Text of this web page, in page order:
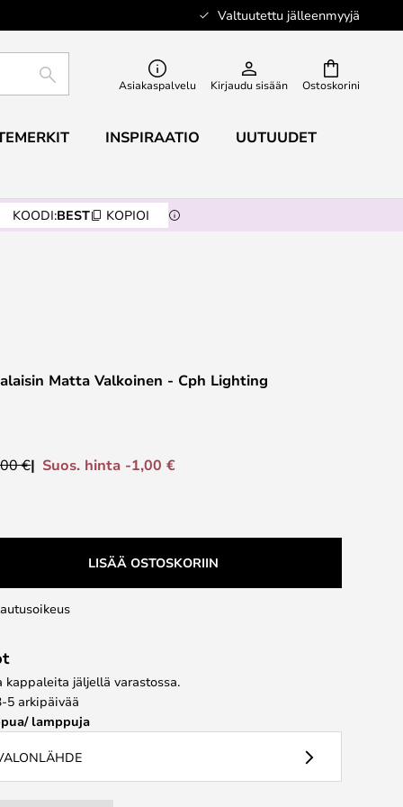
Valtuutettu jälleenmyyjä
Ostoskorini
ETSI Asiakaspalvelu Kirjaudu sisään
INSPIRAATIO UUTUUDET
KOODI:BEST KOPIOI
Matta Valkoinen - Cph Lighting
€ Suos. hinta -1,00 €
LISÄÄ OSTOSKORIIN
kappaleita jäljellä varastossa.
5 arkipäivää
lamppuja